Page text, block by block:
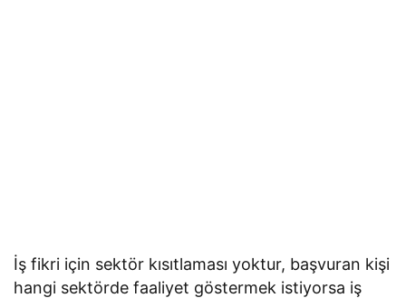
İş fikri için sektör kısıtlaması yoktur, başvuran kişi
hangi sektörde faaliyet göstermek istiyorsa iş